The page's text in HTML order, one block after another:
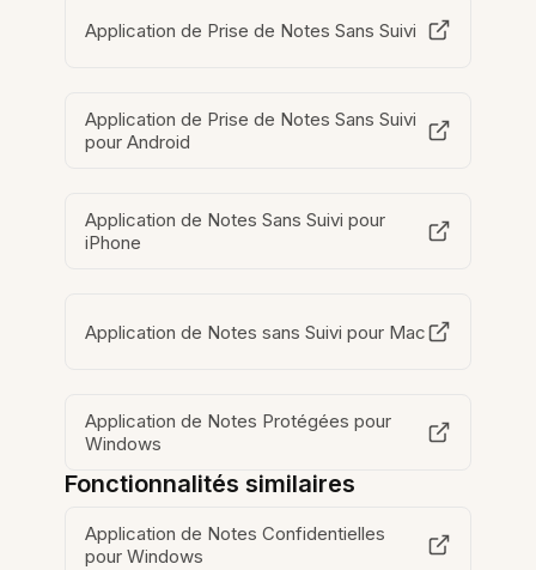
Application de Prise de Notes Sans Suivi
Application de Prise de Notes Sans Suivi
pour Android
Application de Notes Sans Suivi pour
iPhone
Application de Notes sans Suivi pour Mac
Application de Notes Protégées pour
Windows
Fonctionnalités similaires
Application de Notes Confidentielles
pour Windows